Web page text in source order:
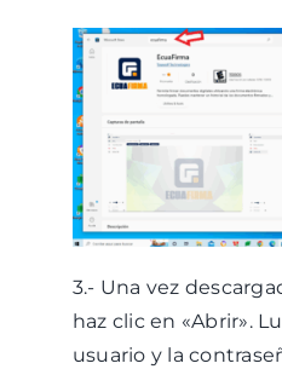
3.- Una vez
haz clic en «Abrir».
usuario y la